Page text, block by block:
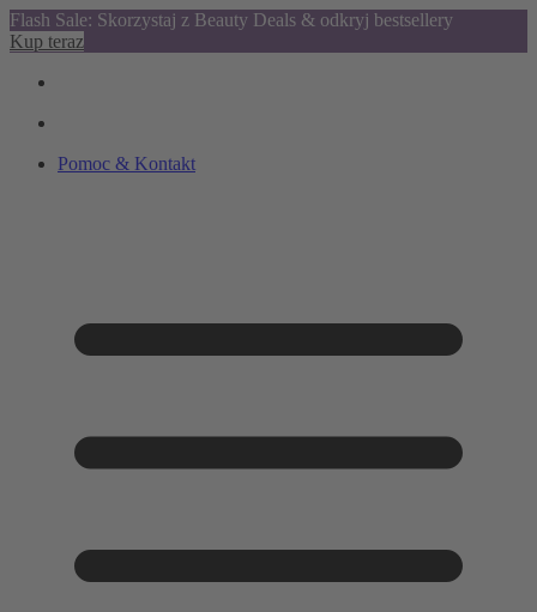
Flash Sale: Skorzystaj z Beauty Deals & odkryj bestsellery
Kup teraz
Pomoc & Kontakt